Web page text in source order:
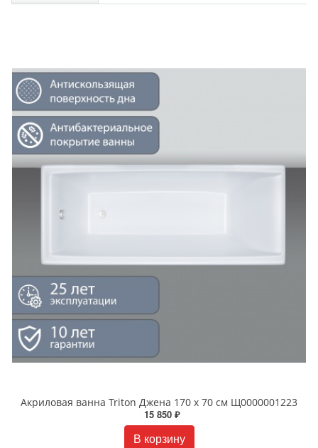
Акриловая ванна Triton Джена 170 х 70 см Щ0000001223
15 850 ₽
В корзину